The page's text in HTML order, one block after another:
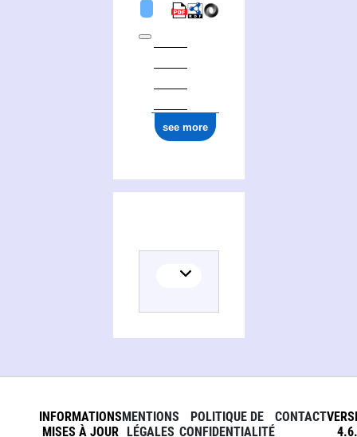
see more
INFORMATIONS
MISES À JOUR
MENTIONS
LÉGALES
POLITIQUE DE
CONFIDENTIALITÉ
CONTACT